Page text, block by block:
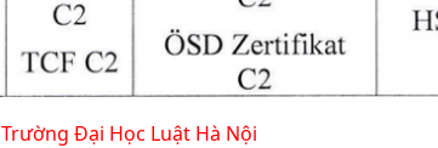
Trường Đại Học Luật Hà Nội